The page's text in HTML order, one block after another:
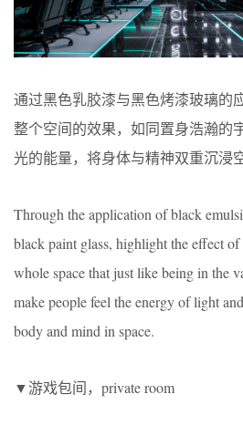
通过黑色乳胶漆与黑色烤漆玻璃的
整个空间的效果，如同置身浩瀚的
光的能量，将身体与精神双重沉浸
Through the application of black
black paint glass, highlight the effect
whole space that just like being in the
make people feel the energy of light
body and mind in space.
▼游戏包间，private room